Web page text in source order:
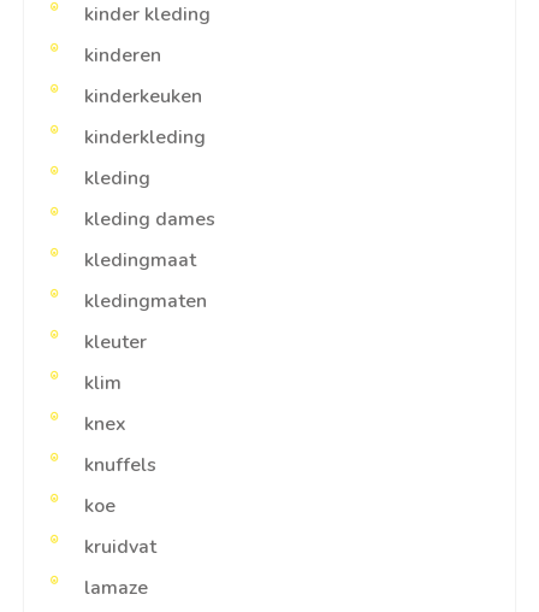
kinder kleding
kinderen
kinderkeuken
kinderkleding
kleding
kleding dames
kledingmaat
kledingmaten
kleuter
klim
knex
knuffels
koe
kruidvat
lamaze